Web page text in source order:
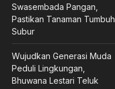
Swasembada Pangan,
Pastikan Tanaman Tumbuh
Subur
Wujudkan Generasi Muda
Peduli Lingkungan,
Bhuwana Lestari Teluk